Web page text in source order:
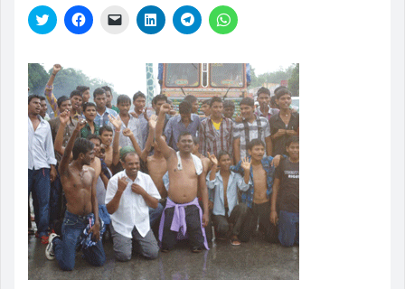
Click
to
Twitter
(Opens
in
new
window)
Click
to
(Opens
in
new
window)
Click
friend
(Opens
in
new
window)
Click
to
LinkedIn
(Opens
in
new
window)
Click
to
Telegram
(Opens
in
new
window)
Click
to
WhatsApp
(Opens
in
new
window)